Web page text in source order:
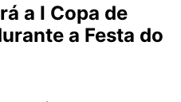
a I Copa de
a Festa do